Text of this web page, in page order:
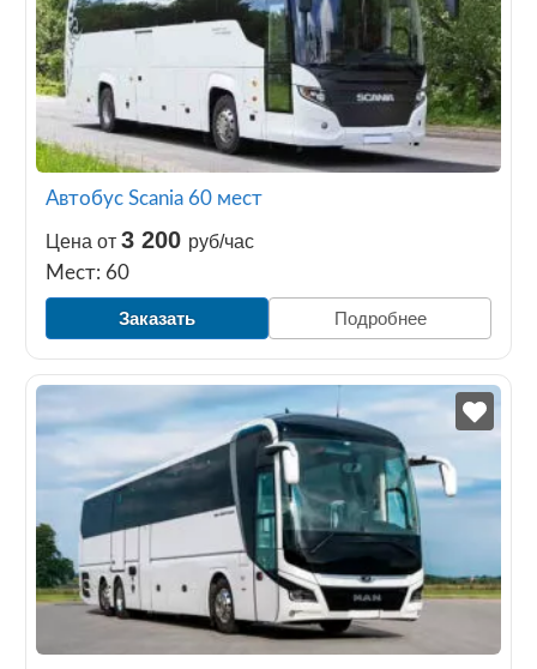
Автобус Scania 60 мест
Цена от 3 200 руб/час
Мест: 60
Заказать Подробнее